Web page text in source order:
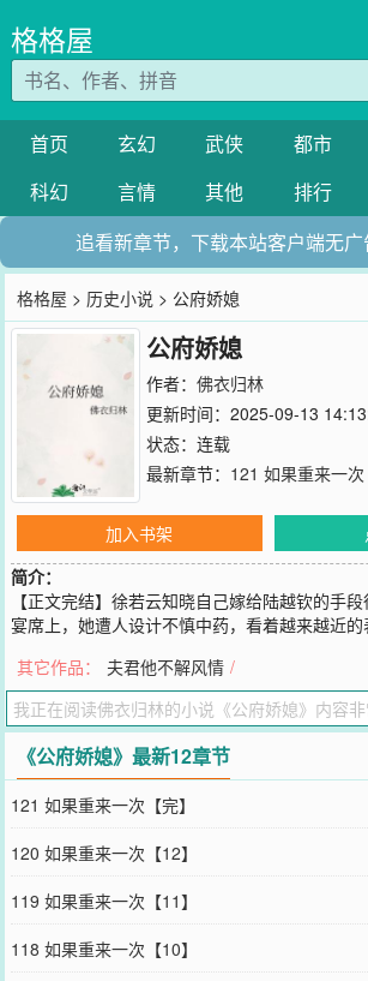
格格屋
首页 玄幻 武侠 都市
科幻
言情 其他 排行
追看新章节，下载本站客户端无
格格屋 > 历史小说 > 公府娇媳
公府娇媳
作者： 佛衣归林
更新时间：2025-09-13
状态：连载
最新章节： 121 如果重来一次
加入书架
简介：
【正文完结】徐若云知晓自己嫁给陆越钦的手
宴席上，她遭人设计不慎中药，看着越来越近
然连孩子都有了。她一时心慌害怕，脱口而出：
钦出身显贵，位高权重，徐府不敢得罪，做梦
有孕的消息传了出去，逼迫陆越钦娶了她。婚
料，不像徐若云想的那样厌恶她，陆越钦为人寡
宾。直到一日，徐若云从下人口中得知，陆越钦
表妹，感情甚好，如果不是她插足，两人婚姻和
疚，不敢自居夫人，只待小青梅守孝结束回来后
置好没什么感情的远房表妹在外院，一回来就见
在榻前，娇娇怯怯的，手背在身后欲言又止。他
是看中他的家世，为此设计嫁给他。只是心机浅
穿想些什么。见她盯着自己解扣的手瞧，他心下
稳固自己在陆府的地位，他也是可以考虑的。他
“你想要孩子了？”谁料榻上的人儿听了这话一惊
其它作品： 夫君他不解风情 /
《公府娇媳》最新12章节
121 如果重来一次【完】
120 如果重来一次【12】
119 如果重来一次【11】
118 如果重来一次【10】